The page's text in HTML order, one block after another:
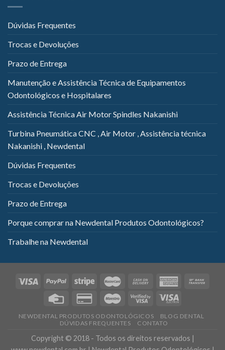
Dúvidas Frequentes
Trocas e Devoluções
Prazo de Entrega
Manutenção e Assistência Técnica de Equipamentos
Odontológicos e Hospitalares
Assistência Técnica Air Motor Spindles Nakanishi
Turbina Pneumática CNC , Air Motor , Assistência técnica
Nakanishi , Newdental
Dúvidas Frequentes
Trocas e Devoluções
Prazo de Entrega
Porque comprar na Newdental Produtos Odontológicos?
Trabalhe na Newdental
NEWDENTAL PRODUTOS ODONTOLÓGICOS
BLOG DENTAL
DÚVIDAS FREQUENTES
CONTATO
Copyright © 2018 - Todos os direitos reservados |